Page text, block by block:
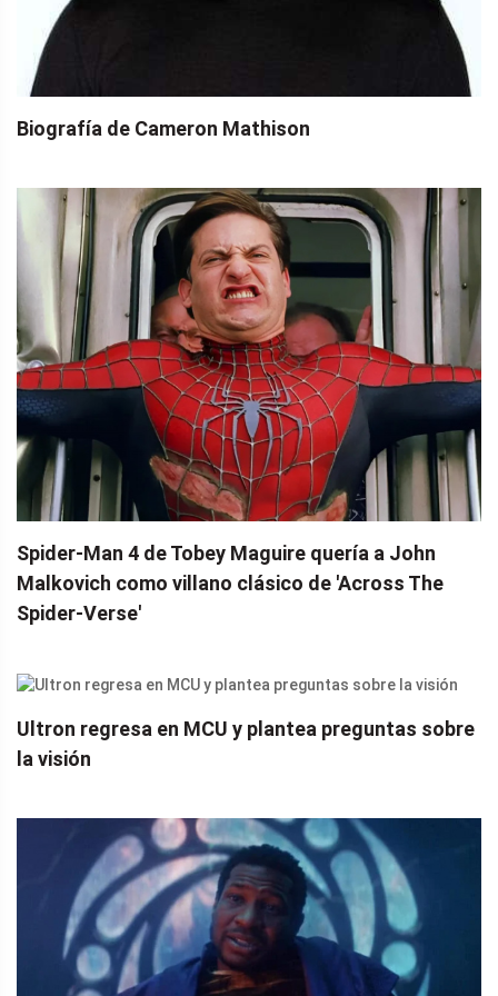
Biografía de Cameron Mathison
Spider-Man 4 de Tobey Maguire quería a John
Malkovich como villano clásico de 'Across The
Spider-Verse'
Ultron regresa en MCU y plantea preguntas sobre
la visión